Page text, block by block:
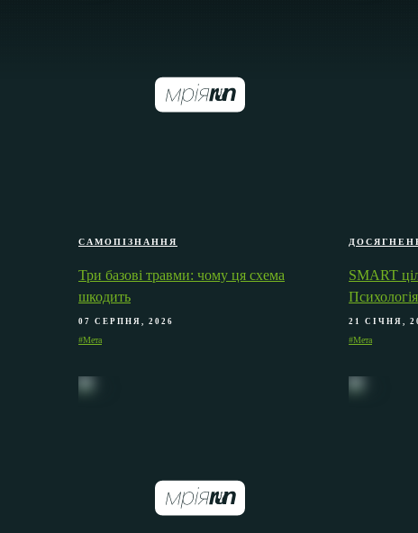
САМОПІЗНАННЯ
Три базові травми: чому ця схема
шкодить
07 СЕРПНЯ, 2026
#Мета
SMART
21 СІЧНЯ,
#Мета